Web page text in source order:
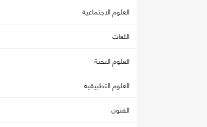
العلوم الاجتماعية
اللغات
العلوم البحثة
العلوم التطبيقية
الفنون